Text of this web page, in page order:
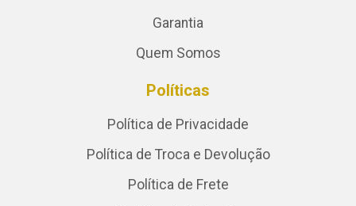
Garantia
Quem Somos
Políticas
Política de Privacidade
Política de Troca e Devolução
Política de Frete